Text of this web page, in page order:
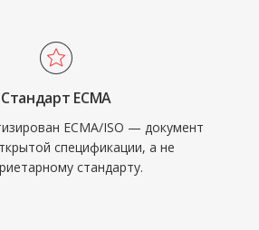
Стандарт ECMA
ECMA/ISO — документ
спецификации, а не
стандарту.